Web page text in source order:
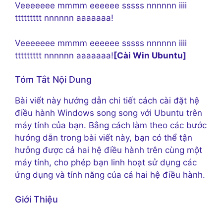
Veeeeeee mmmm eeeeee sssss nnnnnn iiii
ttttttttt nnnnnn aaaaaaa!
Veeeeeee mmmm eeeeee sssss nnnnnn iiii
ttttttttt nnnnnn aaaaaaa![Cài Win Ubuntu]
Tóm Tắt Nội Dung
Bài viết này hướng dẫn chi tiết cách cài đặt hệ
điều hành Windows song song với Ubuntu trên
máy tính của bạn. Bằng cách làm theo các bước
hướng dẫn trong bài viết này, bạn có thể tận
hưởng được cả hai hệ điều hành trên cùng một
máy tính, cho phép bạn linh hoạt sử dụng các
ứng dụng và tính năng của cả hai hệ điều hành.
Giới Thiệu